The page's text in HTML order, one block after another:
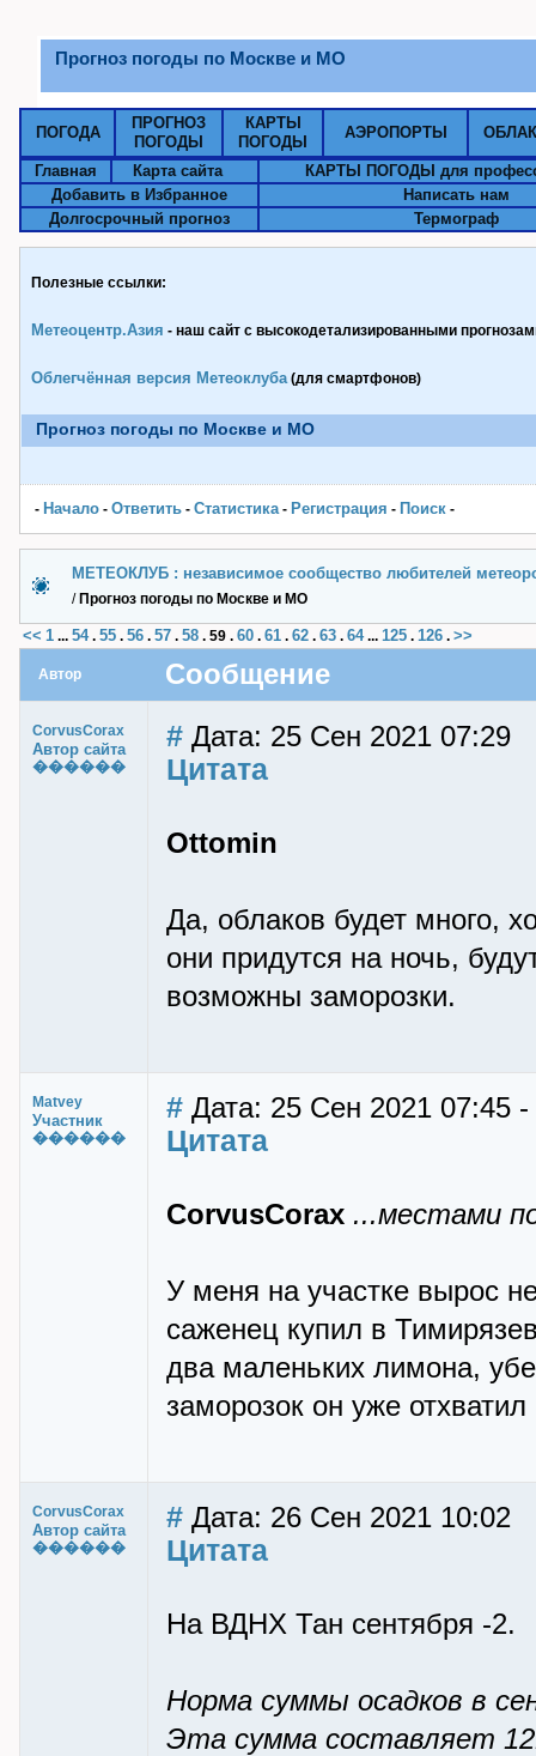
Прогноз погоды по Москве и МО
ПОГОДА
ПРОГНОЗ
ПОГОДЫ
КАРТЫ
ПОГОДЫ
АЭРОПОРТЫ
Главная Карта сайта
КАРТЫ ПОГОДЫ для
Добавить в Избранное
Написать нам
Долгосрочный прогноз
Термограф
Полезные ссылки:
Метеоцентр.Азия - наш сайт с высокодетализированными
Облегчённая версия Метеоклуба(для смартфонов)
Прогноз погоды по Москве и МО
- Начало - Ответить - Статистика- Pегистрация - Поиск -
МЕТЕОКЛУБ : независимое сообщество любителей
/ Прогноз погоды по Москве и МО
<< 1 ... 54. 55 . 56 . 57 . 58 . 59 . 60 . 61 . 62 . 63 . 64... 125 . 126 . >>
Автор Сообщение
CorvusCorax
Автор сайта
������
# Дата: 25 Сен 2021 07:29
Цитата
Ottomin
Да, облаков будет много,
они придутся на ночь,
возможны заморозки.
Matvey
Участник
������
# Дата: 25 Сен 2021 07:45
Цитата
CorvusCorax ...местами
У меня на участке вырос
саженец купил в
два маленьких лимона,
заморозок он уже отхватил
CorvusCorax
Автор сайта
������
# Дата: 26 Сен 2021 10:02
Цитата
На ВДНХ Тан сентября -2.
Норма суммы осадков в
Эта сумма составляет